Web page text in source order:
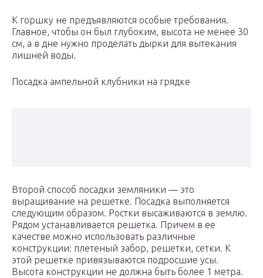
К горшку не предъявляются особые требования.
Главное, чтобы он был глубоким, высота не менее 30
см, а в дне нужно проделать дырки для вытекания
лишней воды.
Посадка ампельной клубники на грядке
Второй способ посадки земляники — это
выращивание на решетке. Посадка выполняется
следующим образом. Ростки высаживаются в землю.
Рядом устанавливается решетка. Причем в ее
качестве можно использовать различные
конструкции: плетеный забор, решетки, сетки. К
этой решетке привязываются подросшие усы.
Высота конструкции не должна быть более 1 метра.